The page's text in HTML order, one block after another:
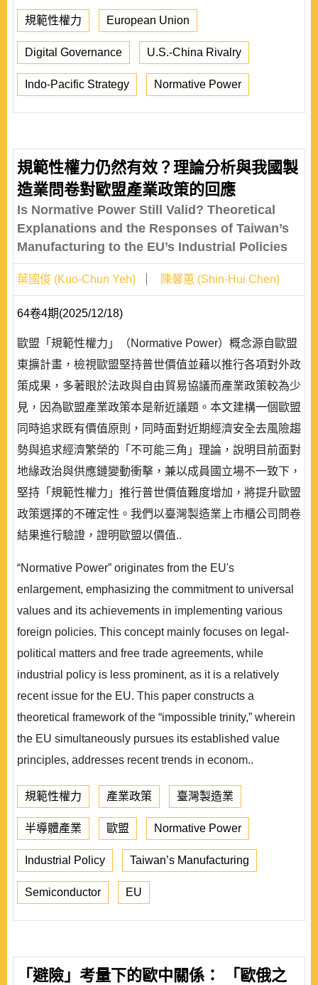
規範性權力 European Union
Digital Governance U.S.-China Rivalry
Indo-Pacific Strategy Normative Power
規範性權力仍然有效？理論分析與我國製
造業問卷對歐盟產業政策的回應
Is Normative Power Still Valid? Theoretical
Explanations and the Responses of Taiwan’s
Manufacturing to the EU’s Industrial Policies
葉國俊 (Kuo-Chun Yeh) 陳馨蕙 (Shin-Hui Chen)
64卷4期(2025/12/18)
歐盟「規範性權力」（Normative Power）概念源自歐盟
東擴計畫，檢視歐盟堅持普世價值並藉以推行各項對外政
策成果，多著眼於法政與自由貿易協議而產業政策較為少
見，因為歐盟產業政策本是新近議題。本文建構一個歐盟
同時追求既有價值原則，同時面對近期經濟安全去風險趨
勢與追求經濟繁榮的「不可能三角」理論，說明目前面對
地緣政治與供應鏈變動衝擊，兼以成員國立場不一致下，
堅持「規範性權力」推行普世價值難度增加，將提升歐盟
政策選擇的不確定性。我們以臺灣製造業上市櫃公司問卷
結果進行驗證，證明歐盟以價值..
“Normative Power” originates from the EU's
enlargement, emphasizing the commitment to universal
values and its achievements in implementing various
foreign policies. This concept mainly focuses on legal-
political matters and free trade agreements, while
industrial policy is less prominent, as it is a relatively
recent issue for the EU. This paper constructs a
theoretical framework of the “impossible trinity,” wherein
the EU simultaneously pursues its established value
principles, addresses recent trends in econom..
規範性權力 產業政策 臺灣製造業
半導體產業 歐盟 Normative Power
Industrial Policy Taiwan’s Manufacturing
Semiconductor EU
「避險」考量下的歐中關係： 「歐俄之